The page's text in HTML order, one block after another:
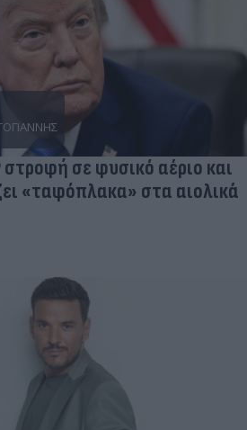
στροφή σε φυσικό αέριο και
«ταφόπλακα» στα αιολικά